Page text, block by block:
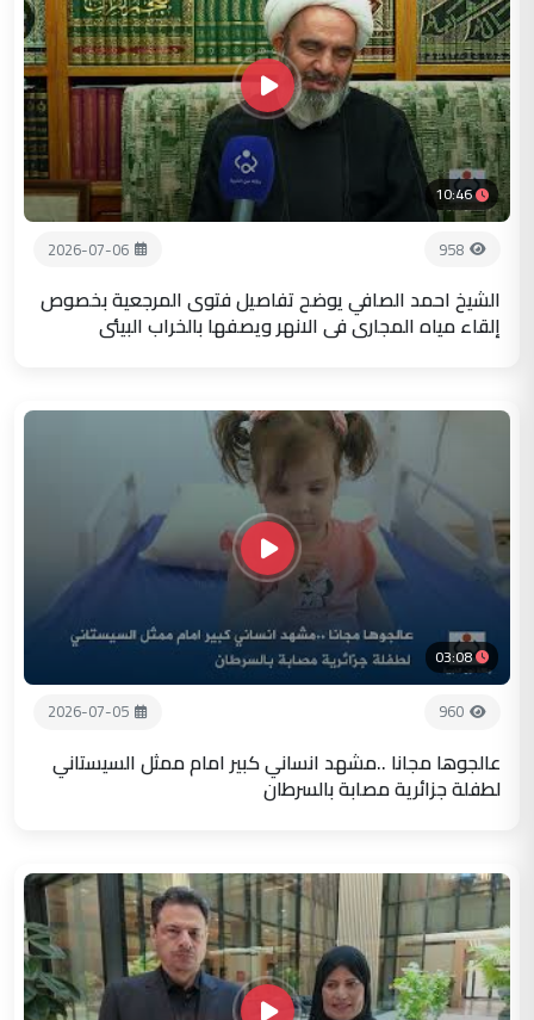
10:46
958
2026-07-06
الشيخ احمد الصافي يوضح تفاصيل فتوى المرجعية بخصوص
إلقاء مياه المجاري في الانهر ويصفها بالخراب البيئي
03:08
960
2026-07-05
عالجوها مجانا ..مشهد انساني كبير امام ممثل السيستاني
لطفلة جزائرية مصابة بالسرطان